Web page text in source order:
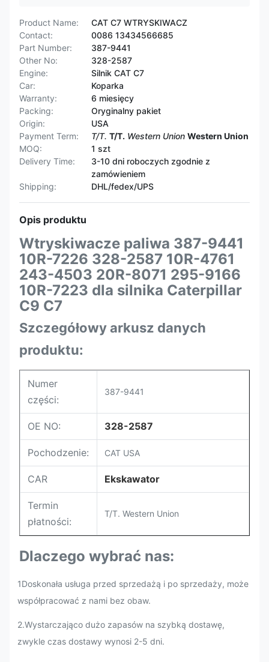
Product Name:
CAT C7 WTRYSKIWACZ
Contact:
0086 13434566685
Part Number:
387-9441
Other No:
328-2587
Engine:
Silnik CAT C7
Car:
Koparka
Warranty:
6 miesięcy
Packing:
Oryginalny pakiet
Origin:
USA
Payment Term:
T/T. T/T. Western Union Western Union
MOQ:
1 szt
Delivery Time:
3-10 dni roboczych zgodnie z
zamówieniem
Shipping:
DHL/fedex/UPS
Opis produktu
Wtryskiwacze paliwa 387-9441
10R-7226 328-2587 10R-4761
243-4503 20R-8071 295-9166
10R-7223 dla silnika Caterpillar
C9 C7
Szczegółowy arkusz danych
produktu:
Numer
części:
387-9441
OE NO: 328-2587
Pochodzenie: CAT USA
CAR Ekskawator
Termin
płatności:
T/T. Western Union
Dlaczego wybrać nas:
1Doskonała usługa przed sprzedażą i po sprzedaży, może
współpracować z nami bez obaw.
2.Wystarczająco dużo zapasów na szybką dostawę,
zwykle czas dostawy wynosi 2-5 dni.